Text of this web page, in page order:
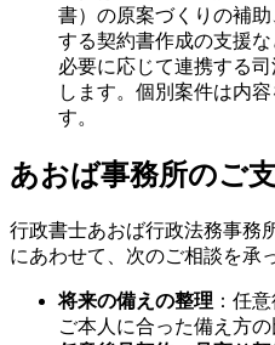
書）の原案づくりの補
する契約書作成の支援な
必要に応じて連携する
します。個別案件は内
す。
あおば事務所のご
行政書士あおば行政法務事務
にあわせて、次のご相談を承
将来の備えの整理 ：任
ご本人に合った備え方